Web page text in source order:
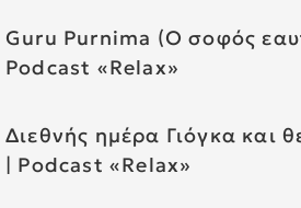
Guru Purnima (Ο σοφός
Podcast «Relax»
Διεθνής ημέρα Γιόγκα και
| Podcast «Relax»